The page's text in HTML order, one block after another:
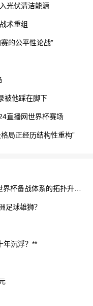
光伏清洁能源
术重组
的公平性论战”
被他踩在脚下
直播网世界杯赛场
局正经历结构性重构”
足球雄狮？
年沉浮？**